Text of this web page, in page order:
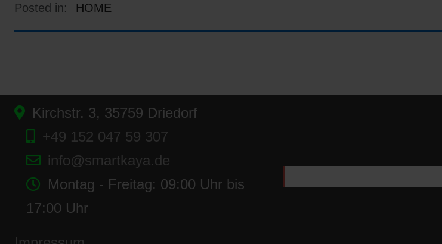
Posted in: HOME
Kirchstr. 3, 35759 Driedorf
+49 152 047 59 307
info@smartkaya.de
Montag - Freitag: 09:00 Uhr bis
17:00 Uhr